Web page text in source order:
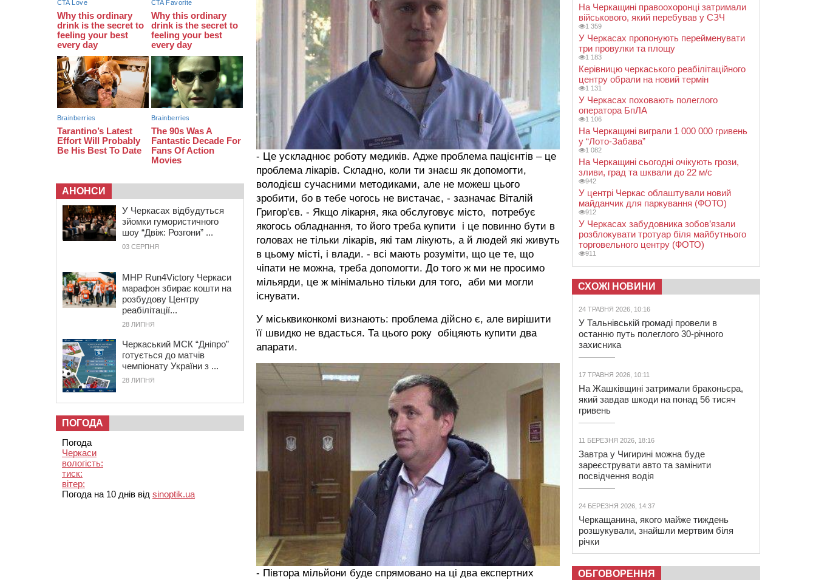
- Це ускладнює роботу медиків. Адже проблема пацієнтів – це
проблема лікарів. Складно, коли ти знаєш як допомогти,
володієш сучасними методиками, але не можеш цього
зробити, бо в тебе чогось не вистачає, - зазначає Віталій
Григор'єв. - Якщо лікарня, яка обслуговує місто, потребує
якогось обладнання, то його треба купити і це повинно бути в
головах не тільки лікарів, які там лікують, а й людей які живуть
в цьому місті, і влади. - всі мають розуміти, що це те, що
чіпати не можна, треба допомогти. До того ж ми не просимо
мільярди, це ж мінімально тільки для того, аби ми могли
існувати.
У міськвиконкомі визнають: проблема дійсно є, але вирішити
її швидко не вдасться. Та цього року обіцяють купити два
апарати.
- Півтора мільйони буде спрямовано на ці два експертних
07:30
Понад 968 мільйонів гривень
земельного податку сплатили на
Черкащині
06 СЕРПНЯ 2026, ЧЕТВЕР
21:13 Вісім медалей, з яких чотири
золоті: черкаські спортсмени
тріумфували на чемпіонаті України
АНОНСИ
У Черкасах відбудуться
зйомки гумористичного
шоу “Двіж: Розгони” ...
03 СЕРПНЯ
MHP Run4Victory Черкаси
марафон збирає кошти на
розбудову Центру
реабілітації...
28 ЛИПНЯ
Черкаський МСК “Дніпро”
готується до матчів
чемпіонату України з ...
28 ЛИПНЯ
ПОГОДА
Погода
Черкаси
вологість:
тиск:
вітер:
Погода на 10 днів від sinoptik.ua
На Черкащині правоохоронці затримали
військового, який перебував у СЗЧ
1 359
У Черкасах пропонують перейменувати
три провулки та площу
1 183
Керівницю черкаського реабілітаційного
центру обрали на новий термін
1 131
У Черкасах поховають полеглого
оператора БпЛА
1 106
На Черкащині виграли 1 000 000 гривень
у “Лото-Забава”
1 082
На Черкащині сьогодні очікують грози,
зливи, град та шквали до 22 м/с
942
У центрі Черкас облаштували новий
майданчик для паркування (ФОТО)
912
У Черкасах забудовника зобов’язали
розблокувати тротуар біля майбутнього
торговельного центру (ФОТО)
911
СХОЖІ НОВИНИ
24 ТРАВНЯ 2026, 10:16
У Тальнівській громаді провели в
останню путь полеглого 30-річного
захисника
17 ТРАВНЯ 2026, 10:11
На Жашківщині затримали браконьєра,
який завдав шкоди на понад 56 тисяч
гривень
11 БЕРЕЗНЯ 2026, 18:16
Завтра у Чигирині можна буде
зареєструвати авто та замінити
посвідчення водія
24 БЕРЕЗНЯ 2026, 14:37
Черкащанина, якого майже тиждень
розшукували, знайшли мертвим біля
річки
ОБГОВОРЕННЯ